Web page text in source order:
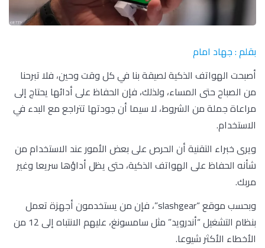
بقلم : جهاد امام
أصبحت الهواتف الذكية لصيقة بنا في كل وقت وحين، فلا تبرحنا
من الصباح حتى المساء، ولذلك، فإن الحفاظ على أدائها يحتاج إلى
مراعاة جملة من الشروط، لا سيما أن جودتها تتراجع مع البدء في
الاستخدام.
ويرى خبراء التقنية أن الحرص على بعض الأمور عند الاستخدام من
شأنه الحفاظ على الهواتف الذكية، حتى يظل أداؤها سريعا وغير
مربك.
وبحسب موقع “slashgear”، فإن من يستخدمون أجهزة تعمل
بنظام التشغيل “أندرويد” مثل سامسونغ، عليهم الانتباه إلى 12 من
الأخطاء الأكثر شيوعا.